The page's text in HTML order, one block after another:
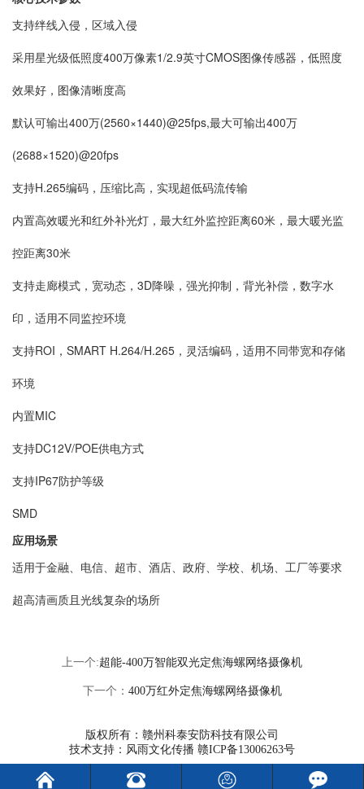
支持绊线入侵，区域入侵
采用星光级低照度400万像素1/2.9英寸CMOS图像传感器，低照度
效果好，图像清晰度高
默认可输出400万(2560×1440)@25fps,最大可输出400万
(2688×1520)@20fps
支持H.265编码，压缩比高，实现超低码流传输
内置高效暖光和红外补光灯，最大红外监控距离60米，最大暖光监
控距离30米
支持走廊模式，宽动态，3D降噪，强光抑制，背光补偿，数字水
印，适用不同监控环境
支持ROI，SMART H.264/H.265，灵活编码，适用不同带宽和存储
环境
内置MIC
支持DC12V/POE供电方式
支持IP67防护等级
SMD
应用场景
适用于金融、电信、超市、酒店、政府、学校、机场、工厂等要求
超高清画质且光线复杂的场所
上一个:超能-400万智能双光定焦海螺网络摄像机
下一个： 400万红外定焦海螺网络摄像机
版权所有：赣州科泰安防科技有限公司
技术支持：风雨文化传播 赣ICP备13006263号